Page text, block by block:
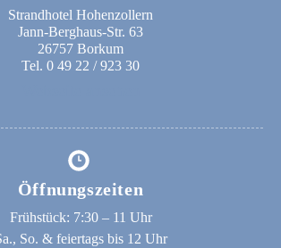
Strandhotel Hohenzollern
Jann-Berghaus-Str. 63
26757 Borkum
Tel. 0 49 22 / 923 30
Öffnungszeiten
Frühstück: 7:30 – 11 Uhr
So. & feiertags bis 12 Uhr